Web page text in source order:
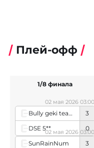
Плей-офф
Bully geki team
3
DSE 5**
0
02 мая 2026 03:00
SunRainNum
3
02 мая 2026 03:00
1/8 финала